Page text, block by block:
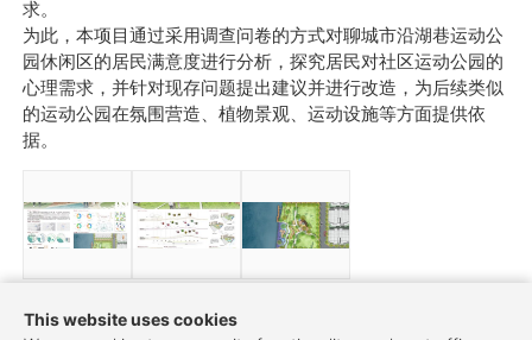
求。
为此，本项目通过采用调查问卷的方式对聊城市沿湖巷运动公
园休闲区的居民满意度进行分析，探究居民对社区运动公园的
心理需求，并针对现存问题提出建议并进行改造，为后续类似
的运动公园在氛围营造、植物景观、运动设施等方面提供依
据。
This website uses cookies